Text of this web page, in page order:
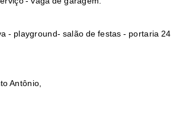
- playground- salão de festas - portaria 24
Antônio,